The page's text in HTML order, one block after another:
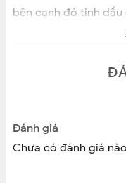
bên cạnh đó tinh
chặn viêm, hỗ trợ
nguyên chất làm dịu
dầu nền massage
sau đó bôi và
Đánh giá
Chưa có đánh giá